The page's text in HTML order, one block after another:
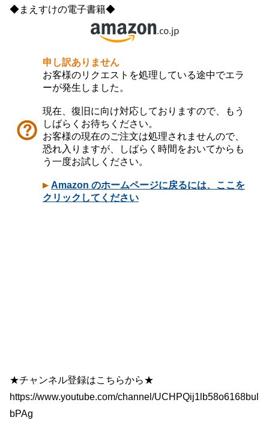
◆まえすけの電子書籍◆
★チャンネル登録はこちらから★
https://www.youtube.com/channel/UCHPQij1lb58o6168bul
bPAg